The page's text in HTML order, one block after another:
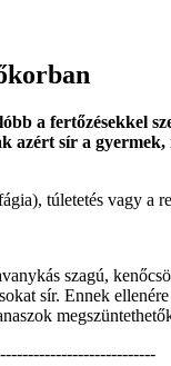
a fertőzésekkel
azért sír a
túletetés vagy a
szagú,
sír. Ennek